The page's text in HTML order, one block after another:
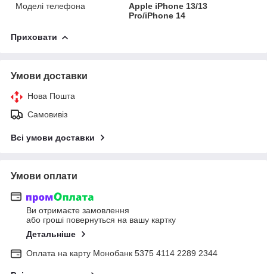
Моделі телефона
Apple iPhone 13/13
Pro/iPhone 14
Приховати
Умови доставки
Нова Пошта
Самовивіз
Всі умови доставки
Умови оплати
Ви отримаєте замовлення
або гроші повернуться на вашу картку
Детальніше
Оплата на карту Монобанк 5375 4114 2289 2344